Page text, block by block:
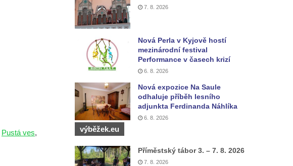
Pustá ves,
7. 8. 2026
Nová Perla v Kyjově hostí
mezinárodní festival
Performance v časech krizí
6. 8. 2026
Nová expozice Na Saule
odhaluje příběh lesního
adjunkta Ferdinanda Náhlíka
6. 8. 2026
výběžek.eu
Příměstský tábor 3. – 7. 8. 2026
7. 8. 2026